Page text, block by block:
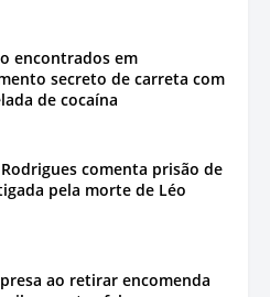
encontrados em
secreto de carreta com
de cocaína
comenta prisão de
pela morte de Léo
ao retirar encomenda